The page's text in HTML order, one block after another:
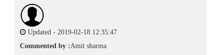
Updated - 2019-02-18 12:35:47
Commented by :Amit sharma